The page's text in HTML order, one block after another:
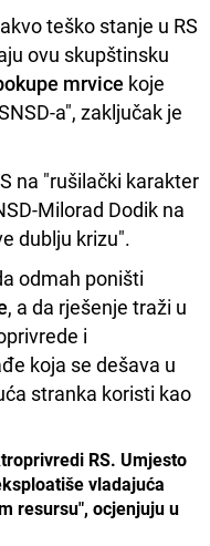
teško stanje u RS
ovu skupštinsku
mrvice koje
a", zaključak je
na "rušilački karakter
Milorad Dodik na
dublju krizu".
odmah poništi
, a da rješenje traži u
i
koja se dešava u
stranka koristi kao
RS. Umjesto
vladajuća
resursu", ocjenjuju u